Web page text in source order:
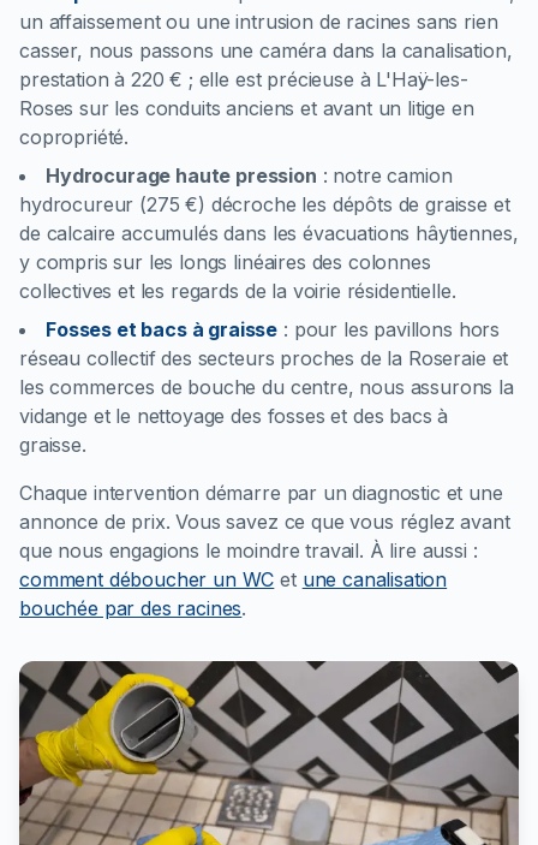
un affaissement ou une intrusion de racines sans rien
casser, nous passons une caméra dans la canalisation,
prestation à 220 € ; elle est précieuse à L'Haÿ-les-
Roses sur les conduits anciens et avant un litige en
copropriété.
Hydrocurage haute pression : notre camion
hydrocureur (275 €) décroche les dépôts de graisse et
de calcaire accumulés dans les évacuations hâytiennes,
y compris sur les longs linéaires des colonnes
collectives et les regards de la voirie résidentielle.
Fosses et bacs à graisse : pour les pavillons hors
réseau collectif des secteurs proches de la Roseraie et
les commerces de bouche du centre, nous assurons la
vidange et le nettoyage des fosses et des bacs à
graisse.
Chaque intervention démarre par un diagnostic et une
annonce de prix. Vous savez ce que vous réglez avant
que nous engagions le moindre travail. À lire aussi :
comment déboucher un WC et une canalisation
bouchée par des racines.